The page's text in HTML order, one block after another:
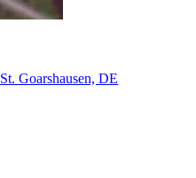
St. Goarshausen, DE